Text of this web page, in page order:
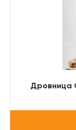
Дровница